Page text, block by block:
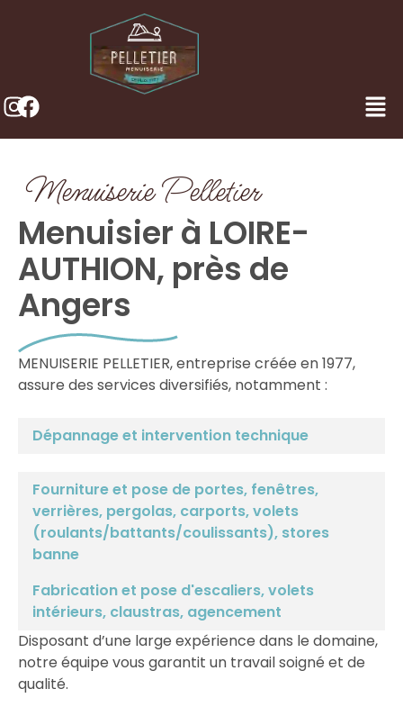
Menuiserie Pelletier
Menuisier à LOIRE-
AUTHION, près de
Angers
MENUISERIE PELLETIER, entreprise créée en 1977,
assure des services diversifiés, notamment :
Dépannage et intervention technique
Fourniture et pose de portes, fenêtres,
verrières, pergolas, carports, volets
(roulants/battants/coulissants), stores
banne
Fabrication et pose d'escaliers, volets
intérieurs, claustras, agencement
Disposant d’une large expérience dans le domaine,
notre équipe vous garantit un travail soigné et de
qualité.